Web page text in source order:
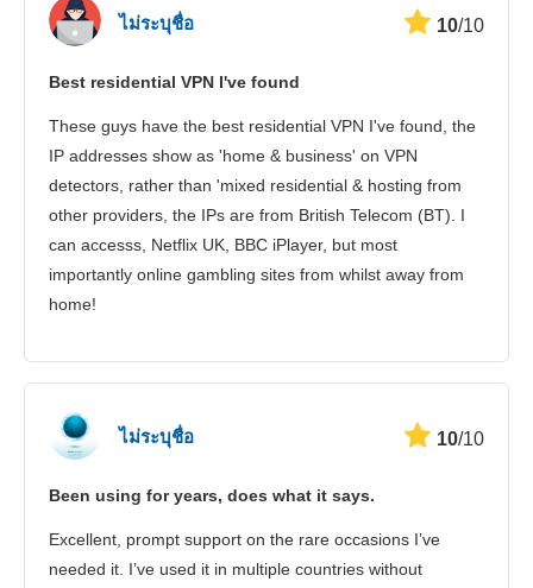
ไม่ระบุชื่อ 10/10
Best residential VPN I've found
These guys have the best residential VPN I've found, the
IP addresses show as 'home & business' on VPN
detectors, rather than 'mixed residential & hosting from
other providers, the IPs are from British Telecom (BT). I
can accesss, Netflix UK, BBC iPlayer, but most
importantly online gambling sites from whilst away from
home!
ไม่ระบุชื่อ 10/10
Been using for years, does what it says.
Excellent, prompt support on the rare occasions I’ve
needed it. I’ve used it in multiple countries without